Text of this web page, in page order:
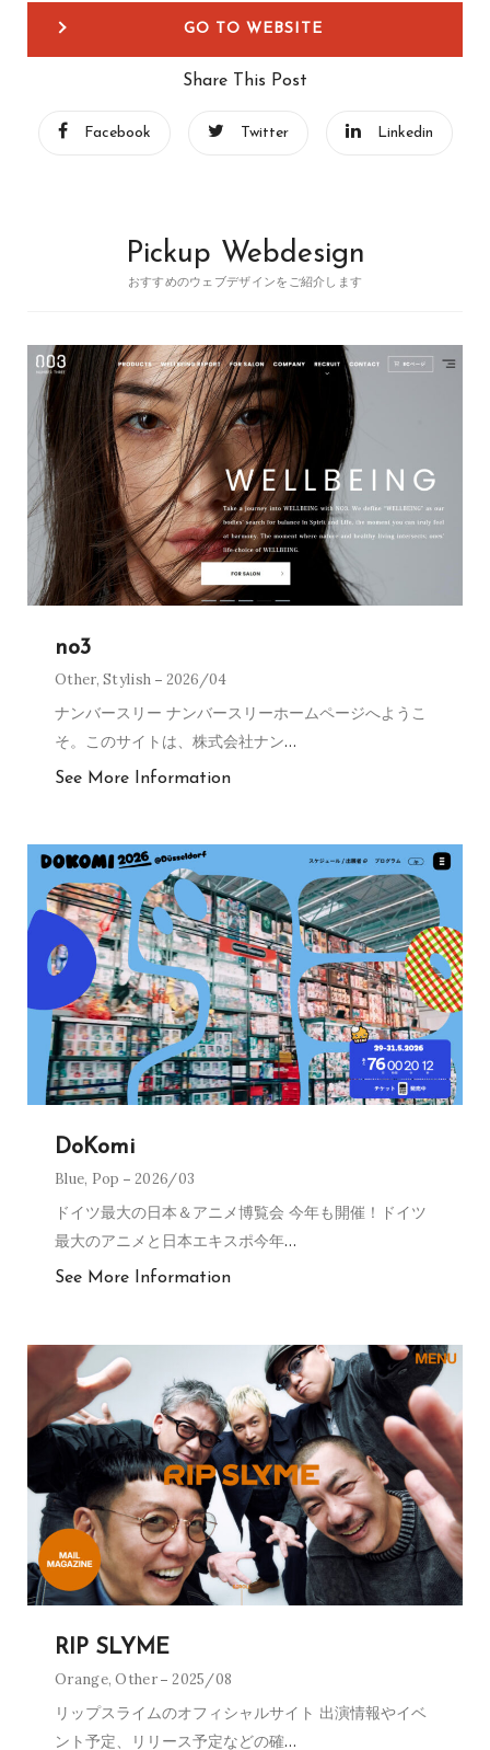
GO TO WEBSITE
Share This Post
Facebook Twitter Linkedin
Pickup Webdesign
おすすめのウェブデザインをご紹介します
no3
Other,Stylish 2026/04
ナンバースリー ナンバースリーホームページへようこ
そ。このサイトは、株式会社ナン…
See More Information
DoKomi
Blue, Pop 2026/03
ドイツ最大の日本＆アニメ博覧会 今年も開催！ドイツ
最大のアニメと日本エキスポ今年…
See More Information
RIP SLYME
Orange,Other 2025/08
リップスライムのオフィシャルサイト 出演情報やイベ
ント予定、リリース予定などの確…